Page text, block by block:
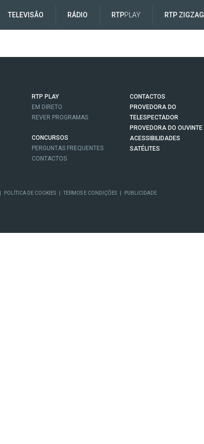
TELEVISÃO RÁDIO RTPPLAY RTP ZIGZAG
RTP PLAY
EM DIRETO
REVER PROGRAMAS
CONCURSOS
PERGUNTAS FREQUENTES
CONTACTOS
CONTACTOS
PROVEDORA DO
TELESPECTADOR
PROVEDORA DO OUVINTE
ACESSIBILIDADES
SATÉLITES
POLÍTICA DE COOKIES TERMOS E CONDIÇÕES PUBLICIDADE